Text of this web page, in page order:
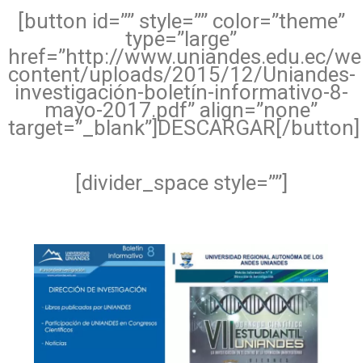
[button id=”” style=”” color=”theme”
type=”large”
href=”http://www.uniandes.edu.ec/
content/uploads/2015/12/Uniandes-
investigación-boletín-informativo-8-
mayo-2017.pdf” align=”none”
target=”_blank”]DESCARGAR[/button]
[divider_space style=””]